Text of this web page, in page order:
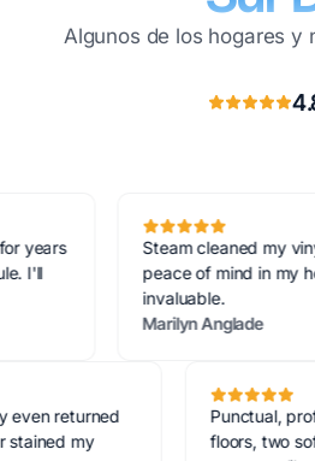
Algunos de los hogares y
Steam cleaned my vinyl floors
peace of mind in my home,
invaluable.
Marilyn Anglade
They even returned
toddler stained my